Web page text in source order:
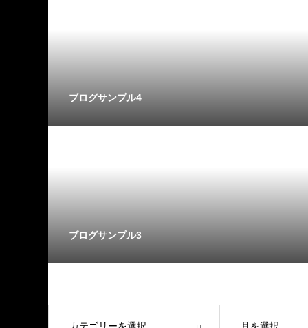
ブログサンプル4
ブログサンプル3